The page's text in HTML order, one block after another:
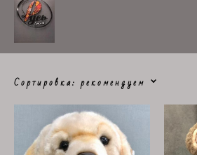
Сортировка: рекомендуем